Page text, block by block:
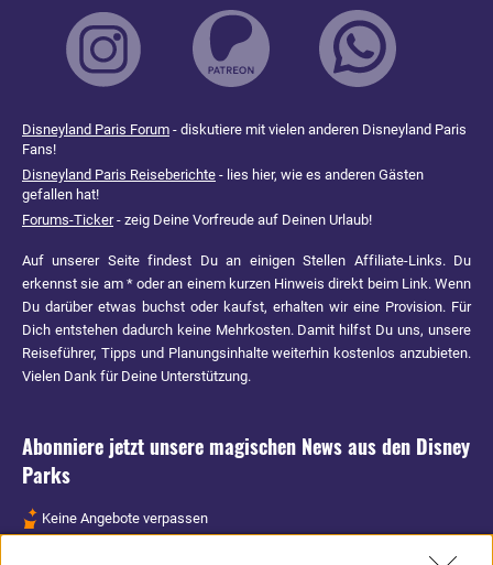
Disneyland Paris Forum - diskutiere mit vielen anderen Disneyland Paris
Fans!
Disneyland Paris Reiseberichte - lies hier, wie es anderen Gästen
gefallen hat!
Forums-Ticker- zeig Deine Vorfreude auf Deinen Urlaub!
Auf unserer Seite findest Du an einigen Stellen Affiliate-Links. Du
erkennst sie am * oder an einem kurzen Hinweis direkt beim Link. Wenn
Du darüber etwas buchst oder kaufst, erhalten wir eine Provision. Für
Dich entstehen dadurch keine Mehrkosten. Damit hilfst Du uns, unsere
Reiseführer, Tipps und Planungsinhalte weiterhin kostenlos anzubieten.
Vielen Dank für Deine Unterstützung.
Abonniere jetzt unsere magischen News aus den Disney
Parks
Keine Angebote verpassen